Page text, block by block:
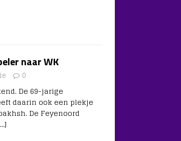
naar WK
0
De 69-jarige
daarin ook een plekje
De Feyenoord